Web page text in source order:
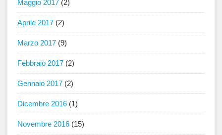
Maggio 2017 (2)
Aprile 2017 (2)
Marzo 2017 (9)
Febbraio 2017 (2)
Gennaio 2017 (2)
Dicembre 2016 (1)
Novembre 2016 (15)